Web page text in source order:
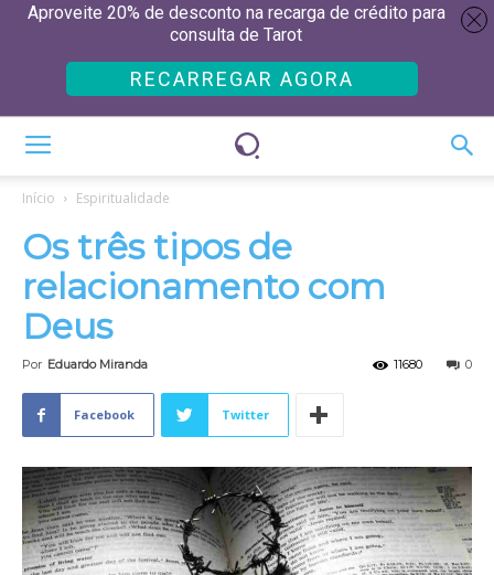
Início Espiritualidade
Os três tipos de
relacionamento com
Deus
Por Eduardo Miranda 0
11680
Facebook Twitter
Aproveite 20% de desconto na recarga de crédito para
consulta de Tarot
RECARREGAR AGORA